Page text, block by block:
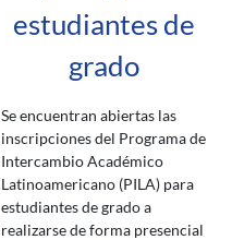
estudiantes de
grado
Se encuentran abiertas las
inscripciones del Programa de
Intercambio Académico
Latinoamericano (PILA) para
estudiantes de grado a
realizarse de forma presencial